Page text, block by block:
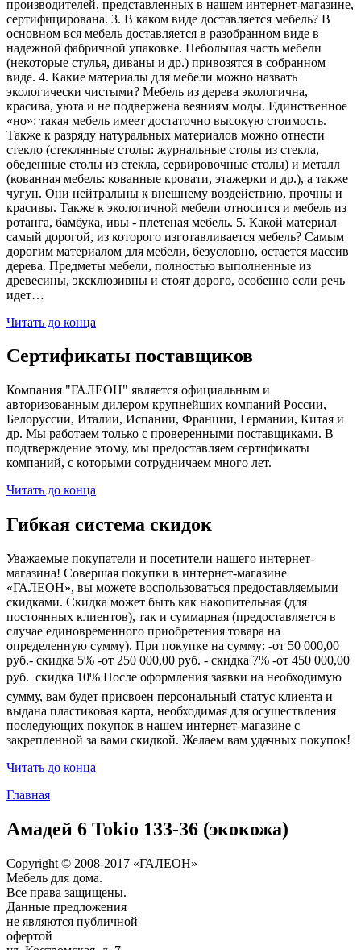
производителей, представленных в нашем интернет-магазине,
сертифицирована. 3. В каком виде доставляется мебель? В
основном вся мебель доставляется в разобранном виде в
надежной фабричной упаковке. Небольшая часть мебели
(некоторые стулья, диваны и др.) привозятся в собранном
виде. 4. Какие материалы для мебели можно назвать
экологически чистыми? Мебель из дерева экологична,
красива, уюта и не подвержена веяниям моды. Единственное
«но»: такая мебель имеет достаточно высокую стоимость.
Также к разряду натуральных материалов можно отнести
стекло (стеклянные столы: журнальные столы из стекла,
обеденные столы из стекла, сервировочные столы) и металл
(кованная мебель: кованные кровати, этажерки и др.), а также
чугун. Они нейтральны к внешнему воздействию, прочны и
красивы. Также к экологичной мебели относится и мебель из
ротанга, бамбука, ивы - плетеная мебель. 5. Какой материал
самый дорогой, из которого изготавливается мебель? Самым
дорогим материалом для мебели, безусловно, остается массив
дерева. Предметы мебели, полностью выполненные из
древесины, эксклюзивны и стоят дорого, особенно если речь
идет…
Читать до конца
Сертификаты поставщиков
Компания "ГАЛЕОН" является официальным и
авторизованным дилером крупнейших компаний России,
Белоруссии, Италии, Испании, Франции, Германии, Китая и
др. Мы работаем только с проверенными поставщиками. В
подтверждение этому, мы предоставляем сертификаты
компаний, с которыми сотрудничаем много лет.
Читать до конца
Гибкая система скидок
Уважаемые покупатели и посетители нашего интернет-
магазина! Совершая покупки в интернет-магазине
«ГАЛЕОН», вы можете воспользоваться предоставляемыми
скидками. Скидка может быть как накопительная (для
постоянных клиентов), так и суммарная (предоставляется в
случае единовременного приобретения товара на
определенную сумму). При покупке на сумму: -от 50 000,00
руб.- скидка 5% -от 250 000,00 руб. - скидка 7% -от 450 000,00
руб.  скидка 10% После оформления заявки на необходимую
сумму, вам будет присвоен персональный статус клиента и
выдана пластиковая карта, необходимая для осуществления
последующих покупок в нашем интернет-магазине с
закрепленной за вами скидкой. Желаем вам удачных покупок!
Читать до конца
Главная
Амадей 6 Tokio 133-36 (экокожа)
Copyright © 2008-2017 «ГАЛЕОН»
Мебель для дома.
Все права защищены.
Данные предложения
не являются публичной
офертой